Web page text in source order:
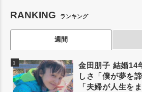
RANKING ランキング
週間
金田朋子 結婚14
しさ「僕が夢を
「夫婦が人生を